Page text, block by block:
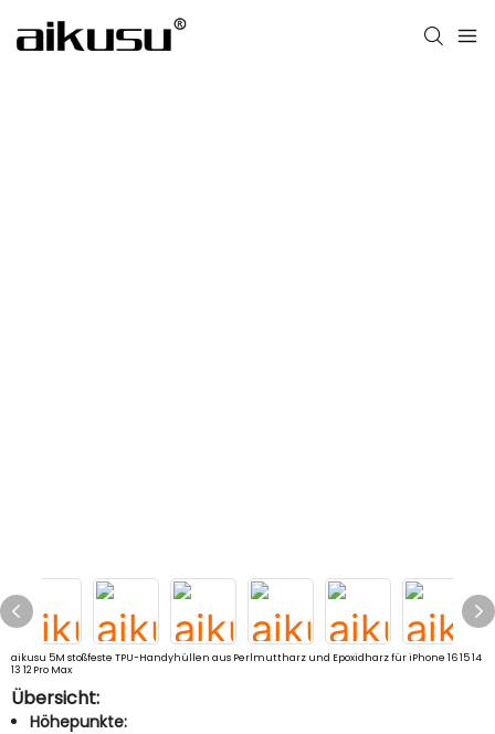
aikusu 5M stoßfeste TPU-Handyhüllen aus Perlmuttharz und Epoxidharz für iPhone 16 15 14
13 12 Pro Max
Übersicht:
Höhepunkte: